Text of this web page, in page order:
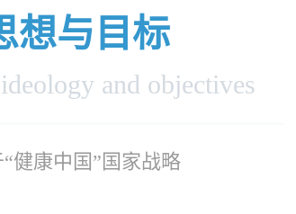
想与目标
and objectives
健康中国”国家战略